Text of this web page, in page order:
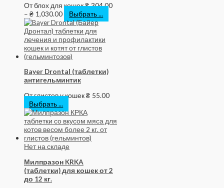
От блох для кошек₴ 304.00
– ₴ 1,030.00 Выбрать ...
Bayer Drontal (таблетки)
антигельминтик
От глистов у кошек₴ 55.00
Выбрать ...
Нет на складе
Милпразон KRKA
(таблетки) для кошек от 2
до 12 кг.